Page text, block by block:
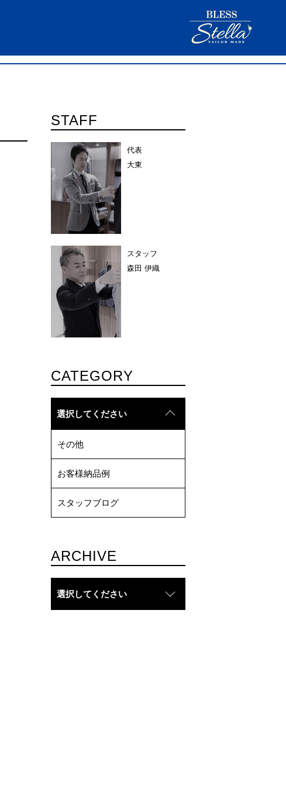
STAFF
代表
大東
スタッフ
森田 伊織
CATEGORY
選択してください
その他
お客様納品例
スタッフブログ
ARCHIVE
選択してください